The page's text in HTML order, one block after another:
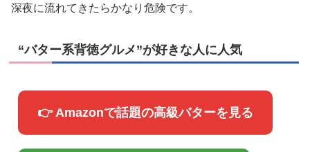
深夜に流れてきたらかなり危険です。
“バター系背徳グルメ”が好きな人に人気
👉 Amazonで話題の高級バターを見る